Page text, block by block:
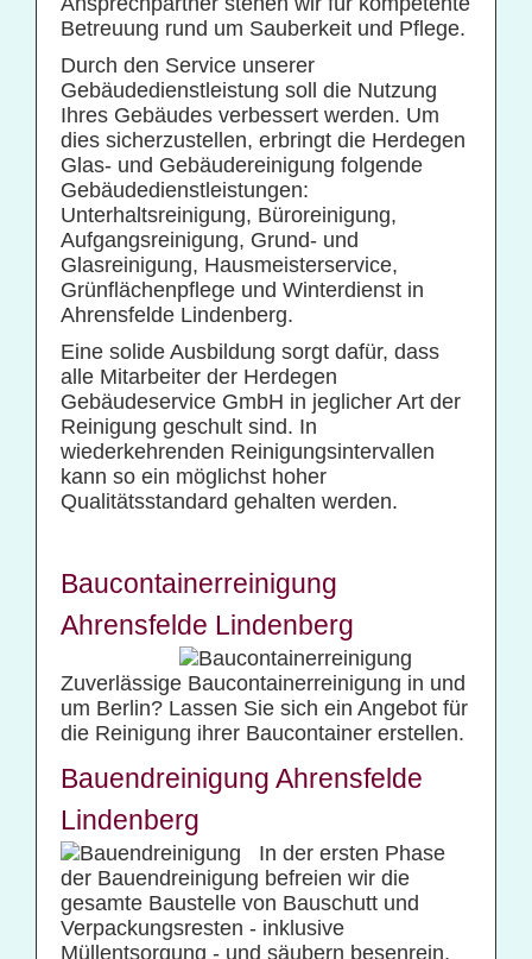
Betreuung rund um Sauberkeit und Pflege.
Durch den Service unserer
Gebäudedienstleistung soll die Nutzung
Ihres Gebäudes verbessert werden. Um
dies sicherzustellen, erbringt die Herdegen
Glas- und Gebäudereinigung folgende
Gebäudedienstleistungen:
Unterhaltsreinigung, Büroreinigung,
Aufgangsreinigung, Grund- und
Glasreinigung, Hausmeisterservice,
Grünflächenpflege und Winterdienst in
Ahrensfelde Lindenberg.
Eine solide Ausbildung sorgt dafür, dass
alle Mitarbeiter der Herdegen
Gebäudeservice GmbH in jeglicher Art der
Reinigung geschult sind. In
wiederkehrenden Reinigungsintervallen
kann so ein möglichst hoher
Qualitätsstandard gehalten werden.
Baucontainerreinigung
Ahrensfelde Lindenberg
Zuverlässige Baucontainerreinigung in und
um Berlin? Lassen Sie sich ein Angebot für
die Reinigung ihrer Baucontainer erstellen.
Bauendreinigung Ahrensfelde
Lindenberg
In der ersten Phase
der Bauendreinigung befreien wir die
gesamte Baustelle von Bauschutt und
Verpackungsresten - inklusive
Müllentsorgung - und säubern besenrein.